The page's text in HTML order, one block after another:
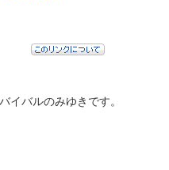
イバルのみゆきです。